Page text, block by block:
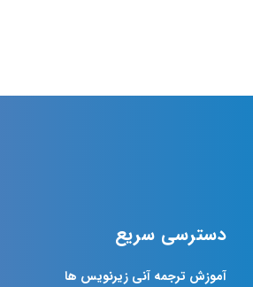
دسترسی سریع
آموزش ترجمه آنی زیرنویس ها